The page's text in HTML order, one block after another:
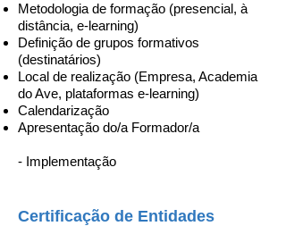
Metodologia de formação (presencial, à
distância, e-learning)
Definição de grupos formativos
(destinatários)
Local de realização (Empresa, Academia
do Ave, plataformas e-learning)
Calendarização
Apresentação do/a Formador/a
- Implementação
Certificação de Entidades